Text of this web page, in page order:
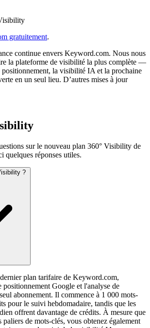
gratuitement.
continue envers Keyword.com. Nous nous
la plateforme de visibilité la plus complète —
positionnement, la visibilité IA et la prochaine
en un seul lieu. D’autres mises à jour
sur le nouveau plan 360° Visibility de
réponses utiles.
?
plan tarifaire de Keyword.com,
Google et l'analyse de
abonnement. Il commence à 1 000 mots-
pour le suivi hebdomadaire, tandis que les
offrent davantage de crédits. À mesure que
paliers de mots-clés, vous obtenez également